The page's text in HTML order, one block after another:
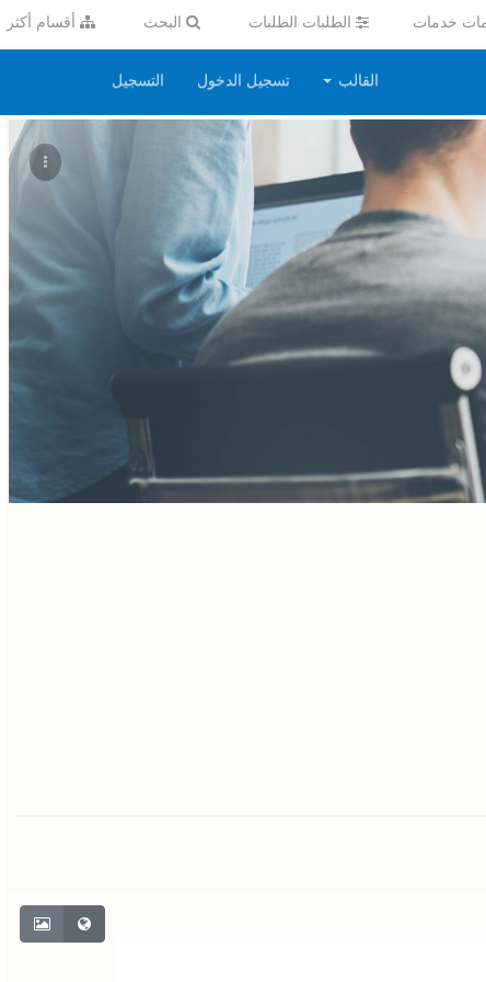
خدمات الطلبات الطلبات البحث أقسام أكثر
القالب تسجيل الدخول التسجيل